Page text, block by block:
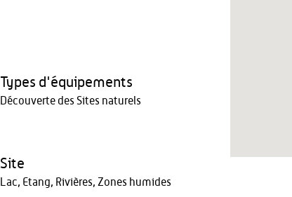
Types d'équipements
Découverte des Sites naturels
Site
Lac, Etang, Rivières, Zones humides